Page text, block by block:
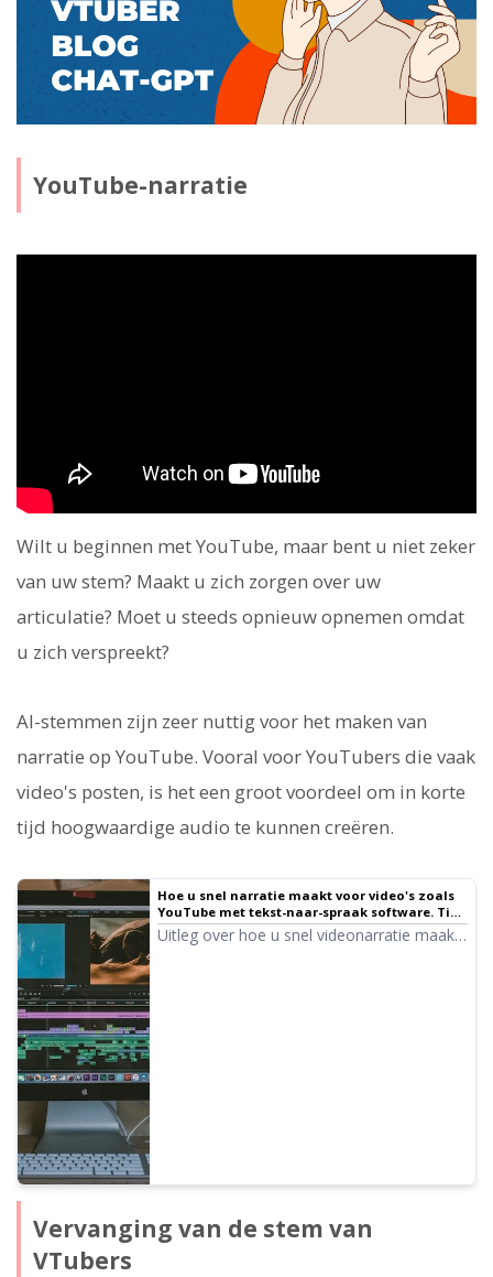
YouTube-narratie
Wilt u beginnen met YouTube, maar bent u niet zeker
van uw stem? Maakt u zich zorgen over uw
articulatie? Moet u steeds opnieuw opnemen omdat
u zich verspreekt?
AI-stemmen zijn zeer nuttig voor het maken van
narratie op YouTube. Vooral voor YouTubers die vaak
video's posten, is het een groot voordeel om in korte
tijd hoogwaardige audio te kunnen creëren.
Hoe u snel narratie maakt voor video's zoals
YouTube met tekst-naar-spraak software. Tips
en aandachtspunten ｜ Tekst-naar-spraak
software Ondoku
Uitleg over hoe u snel videonarratie maakt
Vervanging van de stem van
VTubers